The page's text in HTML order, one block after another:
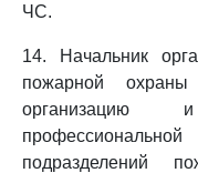
ЧС.
14. Начальник
пожарной охраны
организацию
подразделений